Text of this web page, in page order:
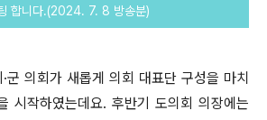
합니다.(2024. 7. 8 방송분)
군 의회가 새롭게 의회 대표단 구성을 마치
시작하였는데요. 후반기 도의회 의장에는